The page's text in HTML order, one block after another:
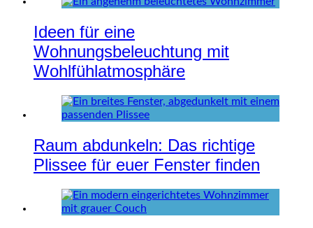
Ideen für eine
Wohnungsbeleuchtung mit
Wohlfühlatmosphäre
Raum abdunkeln: Das richtige
Plissee für euer Fenster finden